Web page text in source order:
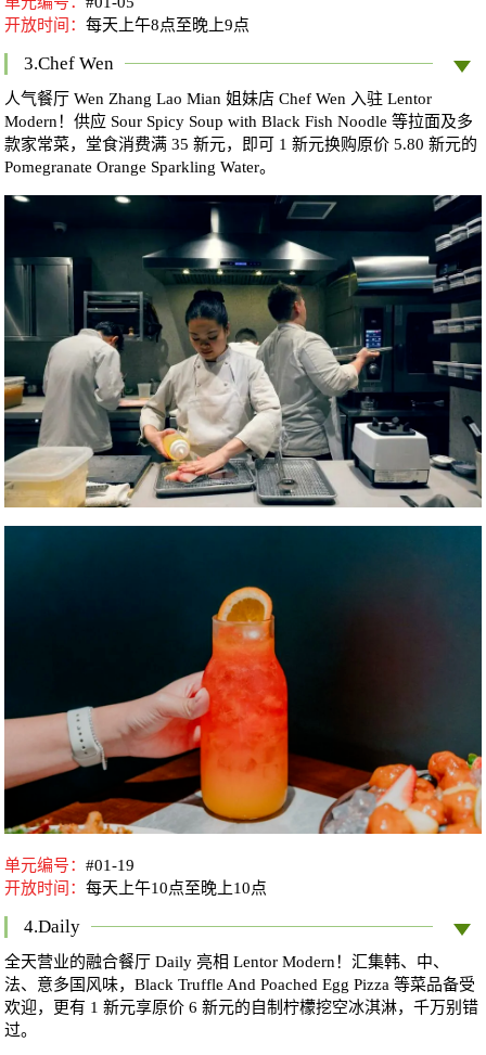
开放时间：每天 上午8点至晚上9点
3.Chef Wen
人气餐厅 Wen Zhang Lao Mian 姐妹店 Chef Wen 入驻 Lentor
Modern！供应 Sour Spicy Soup with Black Fish Noodle 等拉面及多
款家常菜，堂食消费满 35 新元，即可 1 新元换购原价 5.80 新元的
Pomegranate Orange Sparkling Water。
单元编号：#01-19
开放时间：每天上午10点至晚上10点
4.Daily
全天营业的融合餐厅 Daily 亮相 Lentor Modern！汇集韩、中、
法、意多国风味，Black Truffle And Poached Egg Pizza 等菜品备受
欢迎，更有 1 新元享原价 6 新元的自制柠檬挖空冰淇淋，千万别错
过。